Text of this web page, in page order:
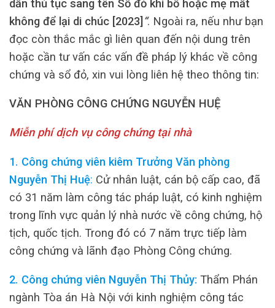
dẫn thủ tục sang tên Sổ đỏ khi bố hoặc mẹ mất
không để lại di chúc [2023] “. Ngoài ra, nếu như bạn
đọc còn thắc mắc gì liên quan đến nội dung trên
hoặc cần tư vấn các vấn đề pháp lý khác về công
chứng và sổ đỏ, xin vui lòng liên hệ theo thông tin:
VĂN PHÒNG CÔNG CHỨNG NGUYỄN HUỆ
Miễn phí dịch vụ công chứng tại nhà
1. Công chứng viên kiêm Trưởng Văn phòng
Nguyễn Thị Huệ: Cử nhân luật, cán bộ cấp cao, đã
có 31 năm làm công tác pháp luật, có kinh nghiệm
trong lĩnh vực quản lý nhà nước về công chứng, hộ
tịch, quốc tịch. Trong đó có 7 năm trực tiếp làm
công chứng và lãnh đạo Phòng Công chứng.
2. Công chứng viên Nguyễn Thị Thủy: Thẩm Phán
ngành Tòa án Hà Nội với kinh nghiệm công tác